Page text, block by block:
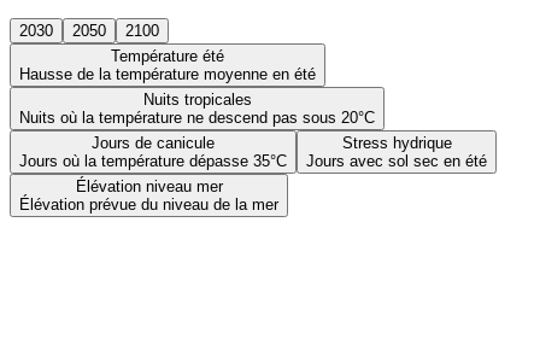
2030 2050
2100
Température été
Hausse de la température moyenne en été
Nuits tropicales
Nuits où la température ne descend pas sous 20°C
Jours de canicule
Jours où la température dépasse 35°C
Stress hydrique
Jours avec sol sec en été
Élévation niveau mer
Élévation prévue du niveau de la mer